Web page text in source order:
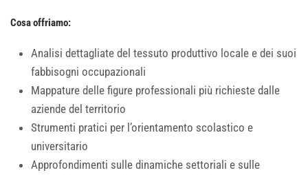
Cosa offriamo:
Analisi dettagliate del tessuto produttivo locale e dei suoi
fabbisogni occupazionali
Mappature delle figure professionali più richieste dalle
aziende del territorio
Strumenti pratici per l’orientamento scolastico e
universitario
Approfondimenti sulle dinamiche settoriali e sulle